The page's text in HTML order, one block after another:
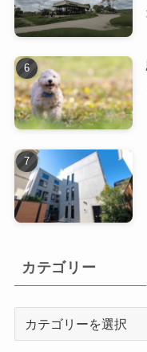
カテゴリー